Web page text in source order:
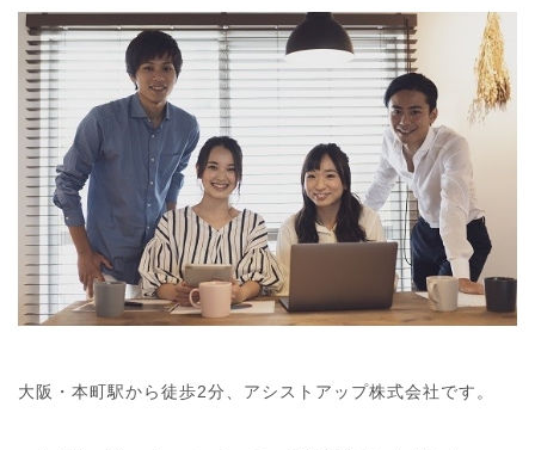
o
n
大阪・本町駅から徒歩2分、アシストアップ株式会社です。